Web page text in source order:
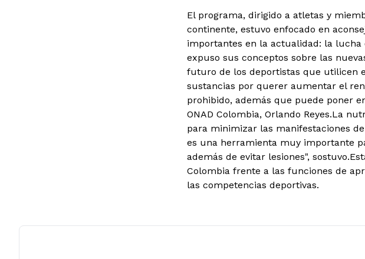
El programa, dirigido a atletas y
continente, estuvo enfocado en
importantes en la actualidad: la lucha
expuso sus conceptos sobre las
futuro de los deportistas que utilicen
sustancias por querer aumentar el
prohibido, además que puede poner
ONAD Colombia, Orlando Reyes.La
para minimizar las manifestaciones
es una herramienta muy importante
además de evitar lesiones",
Colombia frente a las funciones de
las competencias deportivas.